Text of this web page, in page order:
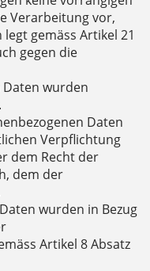
Verarbeitung vor,
gemäss Artikel 21
gegen die
wurden
Daten
Verpflichtung
dem Recht der
dem der
wurden in Bezug
Artikel 8 Absatz